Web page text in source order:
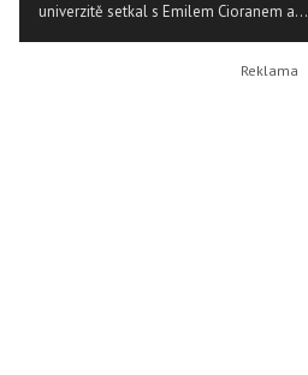
univerzitě setkal s Emilem Cioranem a...